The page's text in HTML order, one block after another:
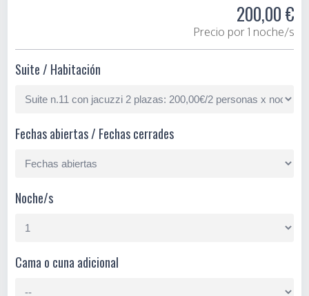
200,00 €
Precio por 1 noche/s
Suite / Habitación
Fechas abiertas / Fechas cerrades
Noche/s
Cama o cuna adicional